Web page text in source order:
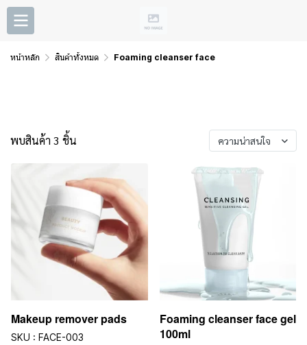
หน้าหลัก สินค้าทั้งหมด Foaming cleanser face
พบสินค้า 3 ชิ้น ความน่าสนใจ
Makeup remover pads
SKU : FACE-003
Foaming cleanser face gel
100ml